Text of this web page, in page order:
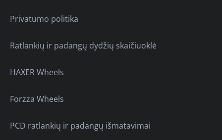
Privatumo politika
Ratlankių ir padangų dydžių skaičiuoklė
HAXER Wheels
Forzza Wheels
PCD ratlankių ir padangų išmatavimai